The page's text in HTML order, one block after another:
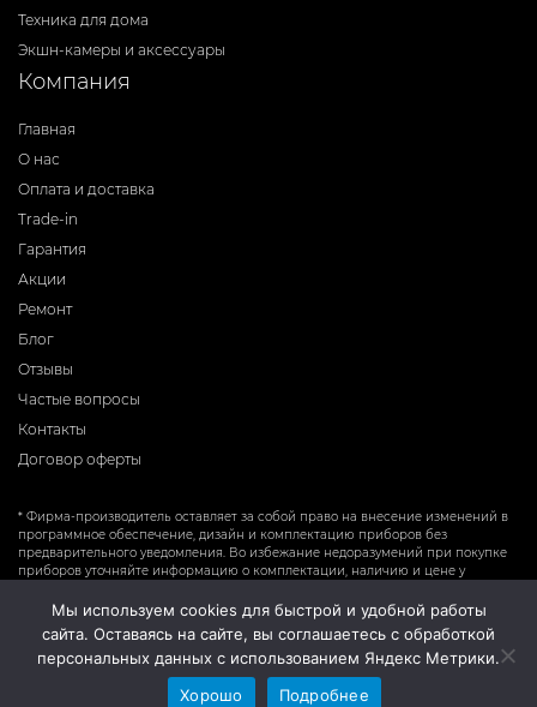
Техника для дома
Экшн-камеры и аксессуары
Компания
Главная
О нас
Оплата и доставка
Trade-in
Гарантия
Акции
Ремонт
Блог
Отзывы
Частые вопросы
Контакты
Договор оферты
* Фирма-производитель оставляет за собой право на внесение изменений в
программное обеспечение, дизайн и комплектацию приборов без
предварительного уведомления. Во избежание недоразумений при покупке
приборов уточняйте информацию о комплектации, наличию и цене у
является публичной офертой.
Мы используем cookies для быстрой и удобной работы
сайта. Оставаясь на сайте, вы соглашаетесь с обработкой
персональных данных с использованием Яндекс Метрики.
Хорошо
Подробнее